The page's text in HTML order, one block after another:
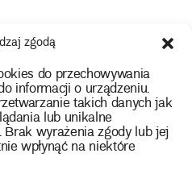
zgodą
do przechowywania
informacji o urządzeniu.
takich danych jak
lub unikalne
wyrażenia zgody lub jej
wpłynąć na niektóre